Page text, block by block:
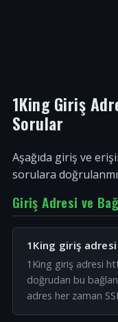
1King Giriş
Sorular
Aşağıda giriş ve
sorulara
Giriş Adresi ve
1King giriş
1King giriş adresi
doğrudan bu
adres her zaman